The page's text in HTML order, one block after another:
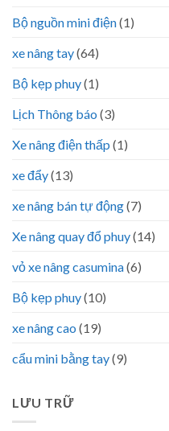
Bộ nguồn mini điện(1)
xe nâng tay(64)
Bộ kẹp phuy(1)
Lịch Thông báo (3)
Xe nâng điện thấp (1)
xe đẩy(13)
xe nâng bán tự động(7)
Xe nâng quay đổ phuy(14)
vỏ xe nâng casumina(6)
Bộ kẹp phuy(10)
xe nâng cao (19)
cẩu mini bằng tay(9)
LƯU TRỮ